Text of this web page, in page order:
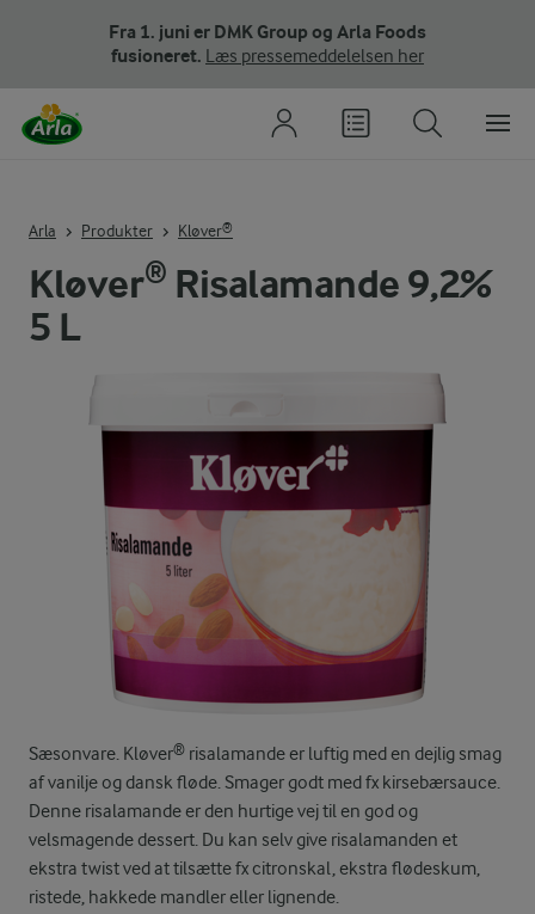
Fra 1. juni er DMK Group og Arla Foods
fusioneret. Læs pressemeddelelsen her
Arla Produkter Kløver®
Kløver® Risalamande 9,2%
5 L
Sæsonvare. Kløver® risalamande er luftig med en dejlig smag
af vanilje og dansk fløde. Smager godt med fx kirsebærsauce.
Denne risalamande er den hurtige vej til en god og
velsmagende dessert. Du kan selv give risalamanden et
ekstra twist ved at tilsætte fx citronskal, ekstra flødeskum,
ristede, hakkede mandler eller lignende.